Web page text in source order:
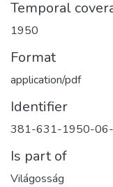
Temporal
1950
Format
application/pdf
Identifier
381-631-1950-
Is part of
Világosság